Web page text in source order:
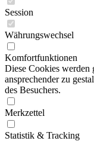
Session
Währungswechsel
Komfortfunktionen
Diese Cookies werden
ansprechender zu
des Besuchers.
Merkzettel
Statistik & Tracking